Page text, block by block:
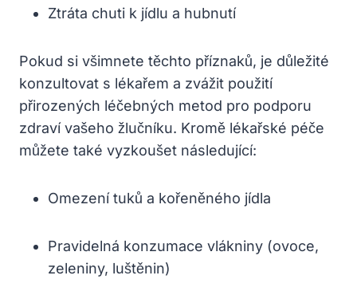
Ztráta chuti k jídlu a hubnutí
Pokud si všimnete těchto příznaků, je důležité
konzultovat s lékařem a zvážit použití
přirozených léčebných metod pro podporu
zdraví vašeho žlučníku. Kromě lékařské péče
můžete také vyzkoušet následující:
Omezení tuků a kořeněného jídla
Pravidelná konzumace vlákniny (ovoce,
zeleniny, luštěnin)